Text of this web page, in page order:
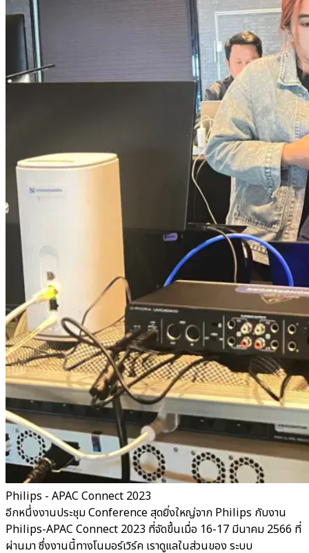
Philips - APAC Connect 2023
อีกหนึ่งงานประชุม Conference สุดยิ่งใหญ่จาก Philips กับงาน
Philips-APAC Connect 2023 ที่จัดขึ้นเมื่อ 16-17 มีนาคม 2566 ที่
ผ่านมา ซึ่งงานนี้ทางโนมอร์เวิร์ค เราดูแลในส่วนของ ระบบ